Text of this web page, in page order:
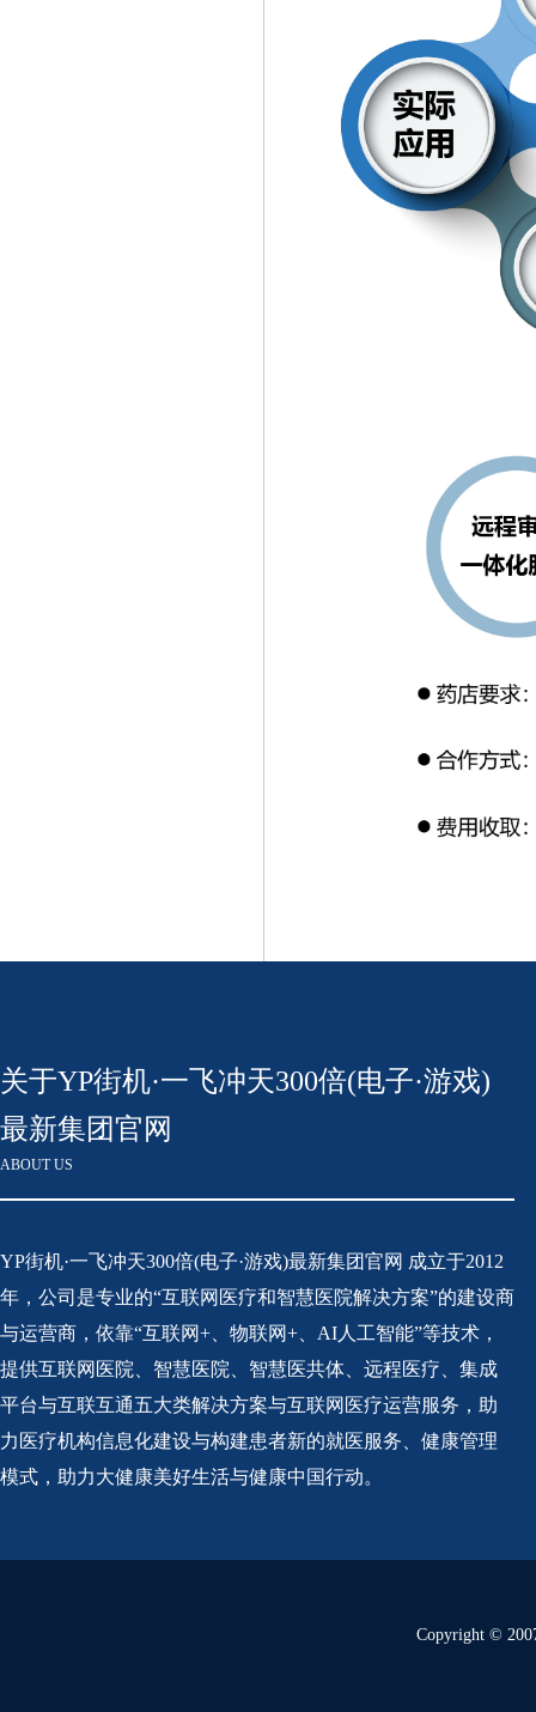
关于YP街机·一飞冲天300倍(电子·游戏)
最新集团官网
ABOUT US
YP街机·一飞冲天300倍(电子·游戏)最新集团官网 成立于2012
年，公司是专业的“互联网医疗和智慧医院解决方案”的建设商
与运营商，依靠“互联网+、物联网+、AI人工智能”等技术，
提供互联网医院、智慧医院、智慧医共体、远程医疗、集成
平台与互联互通五大类解决方案与互联网医疗运营服务，助
力医疗机构信息化建设与构建患者新的就医服务、健康管理
模式，助力大健康美好生活与健康中国行动。
Copyright ©